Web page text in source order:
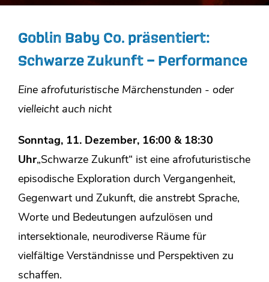
Goblin Baby Co. präsentiert:
Schwarze Zukunft – Performance
Eine afrofuturistische Märchenstunden ​- oder
vielleicht auch nicht
Sonntag, 11. Dezember, 16:00 & 18:30
Uhr„Schwarze Zukunft“ ist eine afrofuturistische
episodische Exploration durch Vergangenheit,
Gegenwart und Zukunft, die anstrebt Sprache,
Worte und Bedeutungen aufzulösen und
intersektionale, neurodiverse Räume für
vielfältige Verständnisse und Perspektiven zu
schaffen.